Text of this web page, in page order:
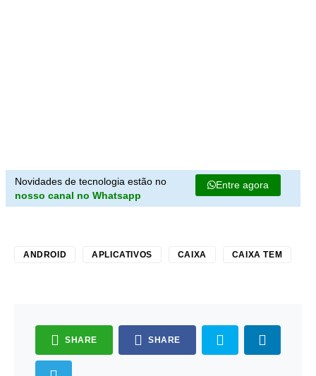
Novidades de tecnologia estão no
nosso canal no Whatsapp
Entre agora
ANDROID APLICATIVOS CAIXA CAIXA TEM
SHARE SHARE